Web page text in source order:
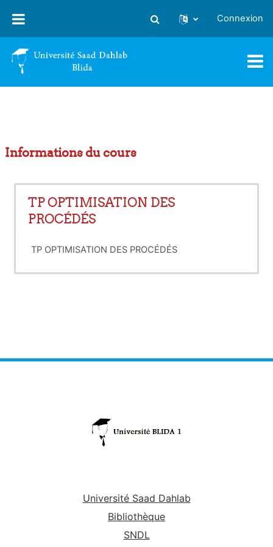
Activer/désactiver la saisie
Connexion
Informations du cours
TP OPTIMISATION DES
PROCÉDÉS
TP OPTIMISATION DES PROCÉDÉS
Université Saad Dahlab
Bibliothèque
SNDL